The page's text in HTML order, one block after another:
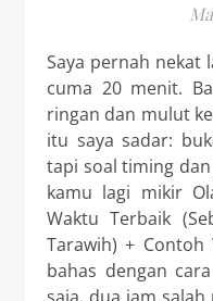
Saya pernah nekat lari sore saat puasa, niatnya
cuma 20 menit.
ringan dan mulut
itu saya sadar:
tapi soal timing
kamu lagi mikir
Waktu Terbaik
Tarawih) +
bahas dengan